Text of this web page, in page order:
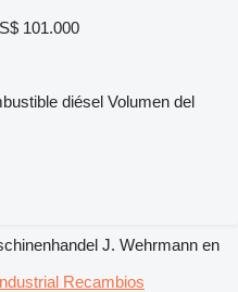
101.000
diésel Volumen del
J. Wehrmann en
Recambios